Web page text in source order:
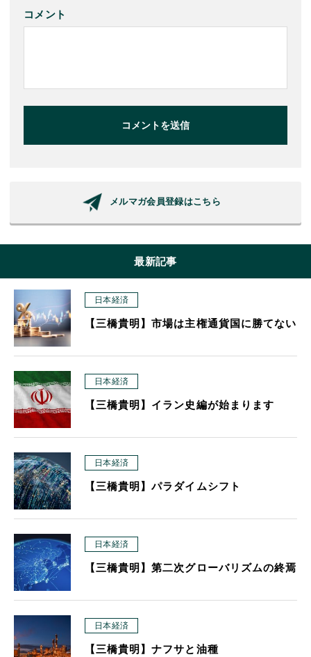
コメント
コメントを送信
メルマガ会員登録はこちら
最新記事
日本経済
【三橋貴明】市場は主権通貨国に勝てない
日本経済
【三橋貴明】イラン史編が始まります
日本経済
【三橋貴明】パラダイムシフト
日本経済
【三橋貴明】第二次グローバリズムの終焉
日本経済
【三橋貴明】ナフサと油種